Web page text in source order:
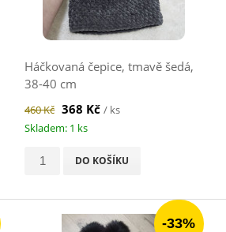
Háčkovaná čepice, tmavě šedá,
38-40 cm
460 Kč 368 Kč / ks
Skladem: 1 ks
DO KOŠÍKU
-33%